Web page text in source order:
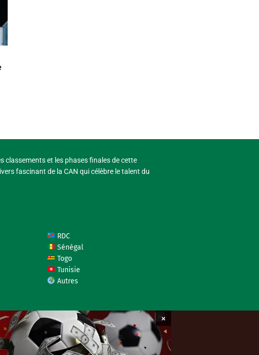
classements et les phases finales de cette
fascinant de la CAN qui célèbre le talent du
RDC
Sénégal
Togo
Tunisie
Autres
coupedafriquedesnations.com © 2026 ×